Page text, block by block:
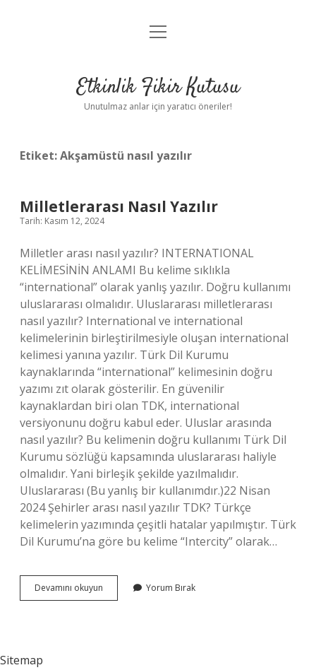
Anasayfa
Yasal Uyarı
menüyü
Etkinlik Fikir Kutusu
Unutulmaz anlar için yaratıcı öneriler!
Etiket:Akşamüstü nasıl yazılır
Milletlerarası Nasıl Yazılır
Tarih: Kasım 12, 2024
Milletler arası nasıl yazılır? INTERNATIONAL
KELİMESİNİN ANLAMI Bu kelime sıklıkla
“international” olarak yanlış yazılır. Doğru kullanımı
uluslararası olmalıdır. Uluslararası milletlerarası
nasıl yazılır? International ve international
kelimelerinin birleştirilmesiyle oluşan international
kelimesi yanına yazılır. Türk Dil Kurumu
kaynaklarında “international” kelimesinin doğru
yazımı zıt olarak gösterilir. En güvenilir
kaynaklardan biri olan TDK, international
versiyonunu doğru kabul eder. Uluslar arasında
nasıl yazılır? Bu kelimenin doğru kullanımı Türk Dil
Kurumu sözlüğü kapsamında uluslararası haliyle
olmalıdır. Yani birleşik şekilde yazılmalıdır.
Uluslararası (Bu yanlış bir kullanımdır.)22 Nisan
2024 Şehirler arası nasıl yazılır TDK? Türkçe
kelimelerin yazımında çeşitli hatalar yapılmıştır. Türk
Dil Kurumu’na göre bu kelime “Intercity” olarak…
Devamını okuyun Milletlerarası
Nasıl
Yorum Bırak
Sitemap